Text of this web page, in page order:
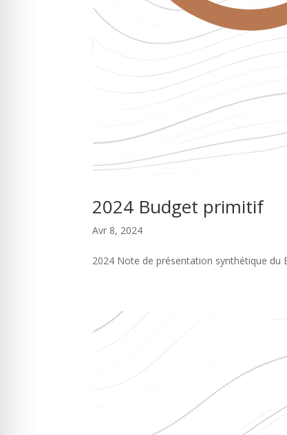
2024 Budget primitif
Avr 8, 2024
2024 Note de présentation synthétique du